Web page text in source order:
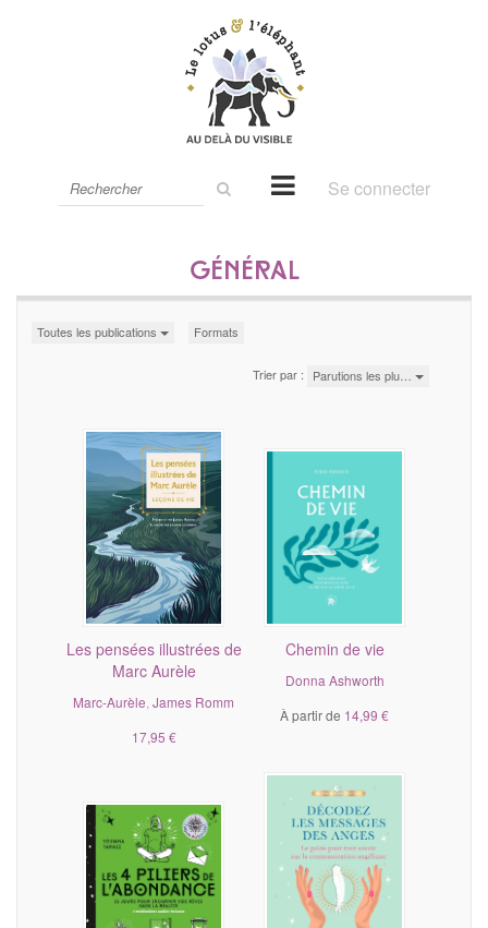
le
Se connecter
Général
Toutes les publications Formats
Trier par : Parutions les plu…
Les pensées illustrées de
Marc Aurèle
Marc-Aurèle James Romm
17,95 €
Chemin de vie
Donna Ashworth
À partir de 14,99 €